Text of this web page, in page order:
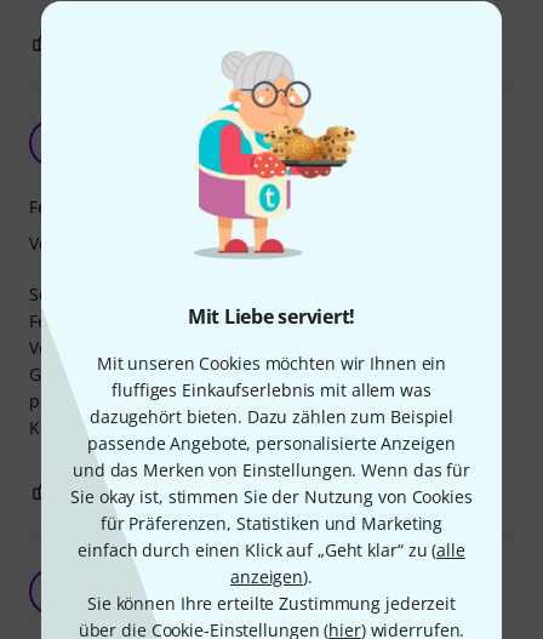
Mit Liebe serviert!
Mit unseren Cookies möchten wir Ihnen ein
fluffiges Einkaufserlebnis mit allem was
dazugehört bieten. Dazu zählen zum Beispiel
passende Angebote, personalisierte Anzeigen
und das Merken von Einstellungen. Wenn das für
Sie okay ist, stimmen Sie der Nutzung von Cookies
für Präferenzen, Statistiken und Marketing
einfach durch einen Klick auf „Geht klar“ zu (alle
anzeigen).
Sie können Ihre erteilte Zustimmung jederzeit
über die Cookie-Einstellungen (hier) widerrufen.
Stefan B. M. 19.06.2018
Schrauben sind...Schrauben.
Features gibt es nicht viele, sind halt Schrauben.
Verarbeitung ist gut, bis jetzt passen alle Schrauben, die
Gewinde sind ordentlich geschnitten, die Schlitze passen
perfekt.
Kaufen, reinschrauben, fertig.
Features
Verarbeitung
0 BEWERTUNG MELDEN
Schrauben für Eurorack
Gleb Lasarew Studio 17.01.2021